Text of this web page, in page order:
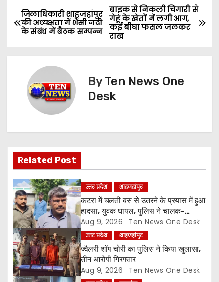
P
o
s
v
g
a
t
i
o
बाइक से निकली चिंगारी से
गेहूं के खेतों में लगी आग,
कई बीघा फसल जलकर
राख
जिलाधिकारी शाहजहांपुर
की अध्यक्षता में भैंसी नदी
के संबंध में बैठक सम्पन्न
ByTen News One
Desk
Related Post
उत्तर प्रदेश शाहजहांपुर
कटरा में चलती बस से उतरने के प्रयास में हुआ
हादसा, युवक घायल, पुलिस ने चालक-
परिचालक को पूंछताछ के लिए हिरासत में लिया
Aug 9, 2026 Ten News One Desk
उत्तर प्रदेश शाहजहांपुर
ज्वैलरी शॉप चोरी का पुलिस ने किया खुलासा,
तीन आरोपी गिरफ्तार
Aug 9, 2026 Ten News One Desk